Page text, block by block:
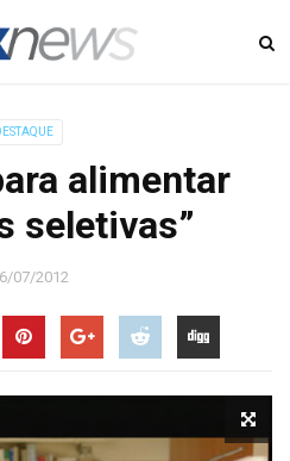
alimentar
seletivas”
07/2012